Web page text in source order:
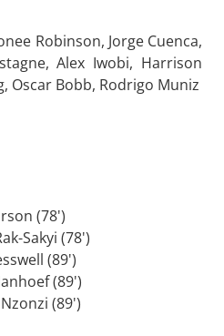
Robinson, Jorge Cuenca,
Alex Iwobi, Harrison
Oscar Bobb, Rodrigo Muniz
(78')
Sakyi (78')
(89')
(89')
(89')